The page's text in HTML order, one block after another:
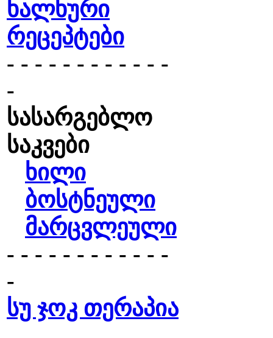
ხალხური
რეცეპტები
- - - - - - - - - - - -
-
სასარგებლო
საკვები
ხილი
ბოსტნეული
მარცვლეული
- - - - - - - - - - - -
-
სუ ჯოკ თერაპია